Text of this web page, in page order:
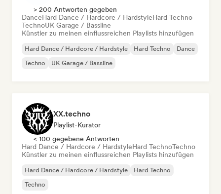
> 200 Antworten gegeben
DanceHard Dance / Hardcore / HardstyleHard Techno
TechnoUK Garage / Bassline
Künstler zu meinen einflussreichen Playlists hinzufügen
Hard Dance / Hardcore / Hardstyle Hard Techno
Dance
Techno
UK Garage / Bassline
XX.techno
Playlist-Kurator
< 100 gegebene Antworten
Hard Dance / Hardcore / HardstyleHard TechnoTechno
Künstler zu meinen einflussreichen Playlists hinzufügen
Hard Dance / Hardcore / Hardstyle
Hard Techno
Techno